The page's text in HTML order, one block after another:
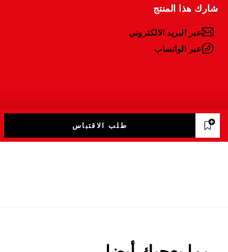
شارك هذا المنتج
عبر البريد الالكتروني
عبر الواتساب
طلب الاقتباس